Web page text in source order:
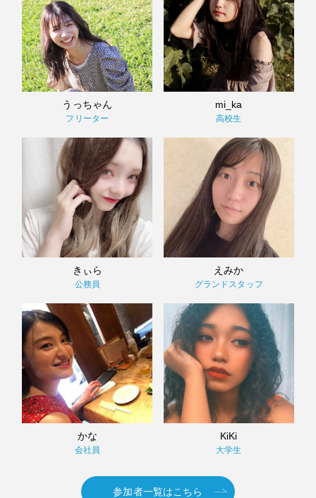
うっちゃん
フリーター
mi_ka
高校生
きぃら
公務員
えみか
グランドスタッフ
かな
会社員
KiKi
大学生
参加者一覧はこちら